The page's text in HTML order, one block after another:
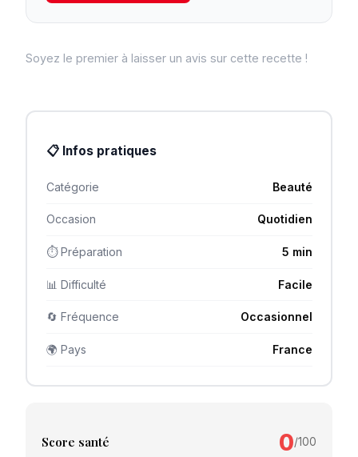
Soyez le premier à laisser un avis sur cette recette !
📋 Infos pratiques
Catégorie Beauté
Occasion Quotidien
⏱ Préparation 5 min
📊 Difficulté Facile
🔄 Fréquence Occasionnel
🌍 Pays France
Score santé 0/100